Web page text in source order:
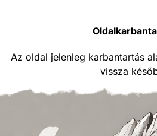
Az oldal jelenleg karbantartás
vissza